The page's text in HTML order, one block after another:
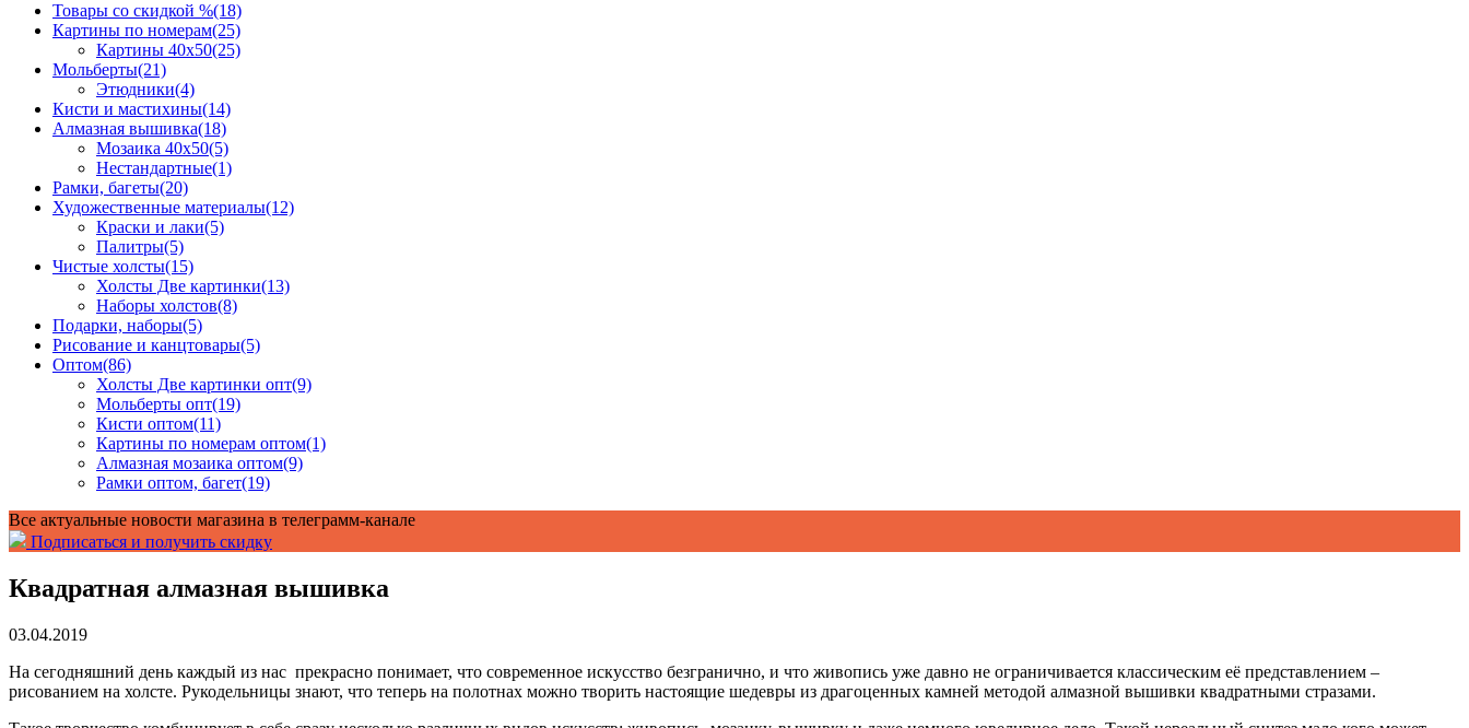
Товары со скидкой %(18)
Картины по номерам(25)
Картины 40x50(25)
Мольберты(21)
Этюдники(4)
Кисти и мастихины(14)
Алмазная вышивка(18)
Мозаика 40x50(5)
Нестандартные(1)
Рамки, багеты(20)
Художественные материалы(12)
Краски и лаки(5)
Палитры(5)
Чистые холсты(15)
Холсты Две картинки(13)
Наборы холстов(8)
Подарки, наборы(5)
Рисование и канцтовары(5)
Оптом(86)
Холсты Две картинки опт(9)
Мольберты опт(19)
Кисти оптом(11)
Картины по номерам оптом(1)
Алмазная мозаика оптом(9)
Рамки оптом, багет(19)
Все актуальные новости магазина в телеграмм-канале
Подписаться и получить скидку
Квадратная алмазная вышивка
03.04.2019
На сегодняшний день каждый из нас прекрасно понимает, что современное искусство безгранично, и что живопись уже давно не ограничивается классическим её представлением –
рисованием на холсте. Рукодельницы знают, что теперь на полотнах можно творить настоящие шедевры из драгоценных камней методой алмазной вышивки квадратными стразами.